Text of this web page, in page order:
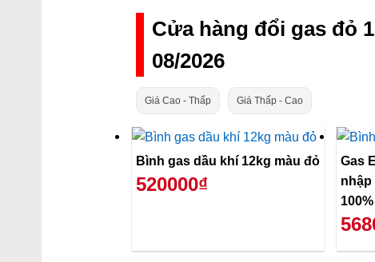
Cửa hàng đổi gas đỏ
08/2026
Giá Cao - Thấp Giá Thấp - Cao
Bình gas dầu khí 12kg màu đỏ
520000₫
Gas
nhập
100%